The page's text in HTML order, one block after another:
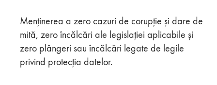
Menținerea a zero cazuri de corupție și dare de
mită, zero încălcări ale legislației aplicabile și
zero plângeri sau încălcări legate de legile
privind protecția datelor.